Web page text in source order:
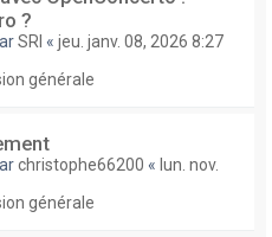
?
SRI « jeu. janv. 08, 2026 8:27
générale
christophe66200 « lun. nov.
générale